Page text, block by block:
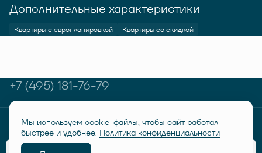
Дополнительные характеристики
Квартиры с европланировкой Квартиры со скидкой
+7 (495) 181-76-79
© RUSICH KOTELNIKI 2026Политика конфиденциальности
Дисклеймер "Семейная ипотека от 6%"
Мы используем cookie-файлы, чтобы сайт работал
быстрее и удобнее. Политика конфиденциальности